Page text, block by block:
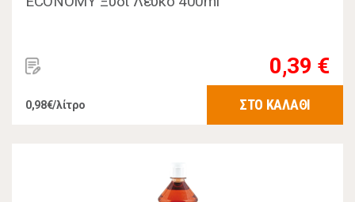
0,39 €
0,98€/λίτρο ΣΤΟ ΚΑΛΑΘΙ